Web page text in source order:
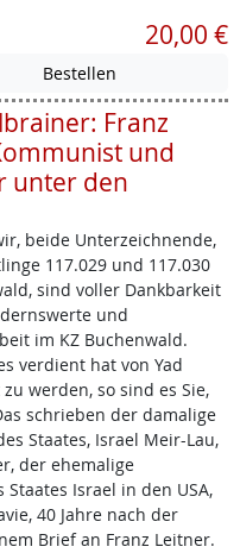
20,00 €
Franz
und
unter den
beide Unterzeichnende,
117.029 und 117.030
sind voller Dankbarkeit
und
im KZ Buchenwald.
verdient hat von Yad
werden, so sind es Sie,
schrieben der damalige
Staates, Israel Meir-Lau,
der ehemalige
Staates Israel in den USA,
40 Jahre nach der
Brief an Franz Leitner.